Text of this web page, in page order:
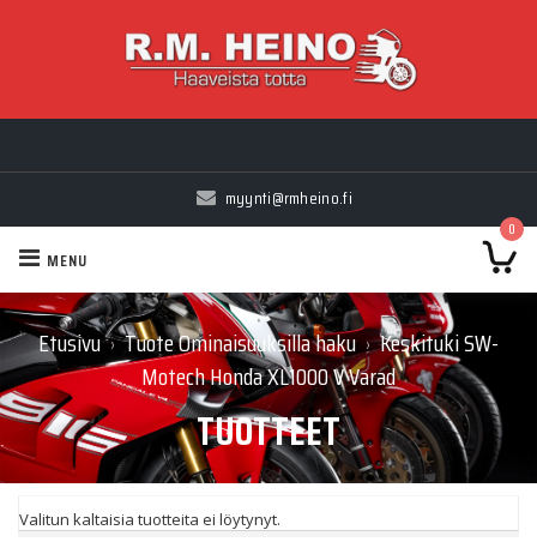
Edustamamme merkit - Ducati, H-D, Suzuki, Polaris, Indian, CFMOTO
myynti@rmheino.fi
0
MENU
Etusivu › Tuote Ominaisuuksilla haku › Keskituki SW-
Motech Honda XL1000 V Varad
TUOTTEET
Valitun kaltaisia tuotteita ei löytynyt.